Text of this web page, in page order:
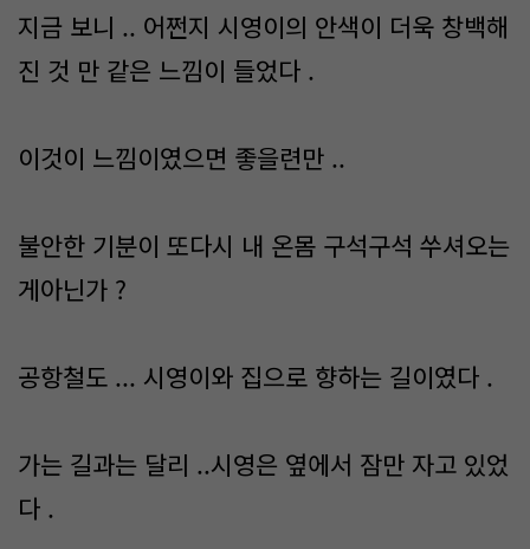
지금 보니 .. 어쩐지 시영이의 안색이 더욱 창백해
진 것 만 같은 느낌이 들었다 .
이것이 느낌이였으면 좋을련만 ..
불안한 기분이 또다시 내 온몸 구석구석 쑤셔오는
게아닌가 ?
공항철도 ... 시영이와 집으로 향하는 길이였다 .
가는 길과는 달리 ..시영은 옆에서 잠만 자고 있었
다 .